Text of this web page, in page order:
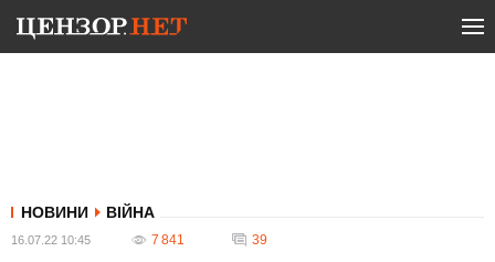
НОВИНИ ВІЙНА
16.07.22 10:45 7 841 39